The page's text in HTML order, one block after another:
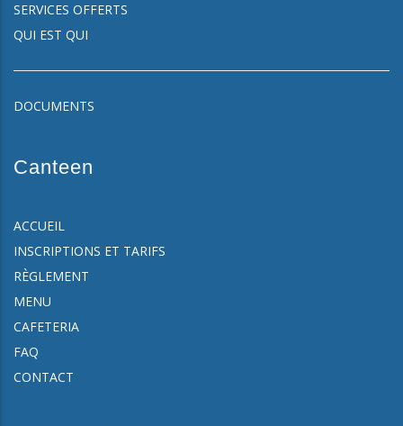
SERVICES OFFERTS
QUI EST QUI
DOCUMENTS
Canteen
ACCUEIL
INSCRIPTIONS ET TARIFS
RÈGLEMENT
MENU
CAFETERIA
FAQ
CONTACT